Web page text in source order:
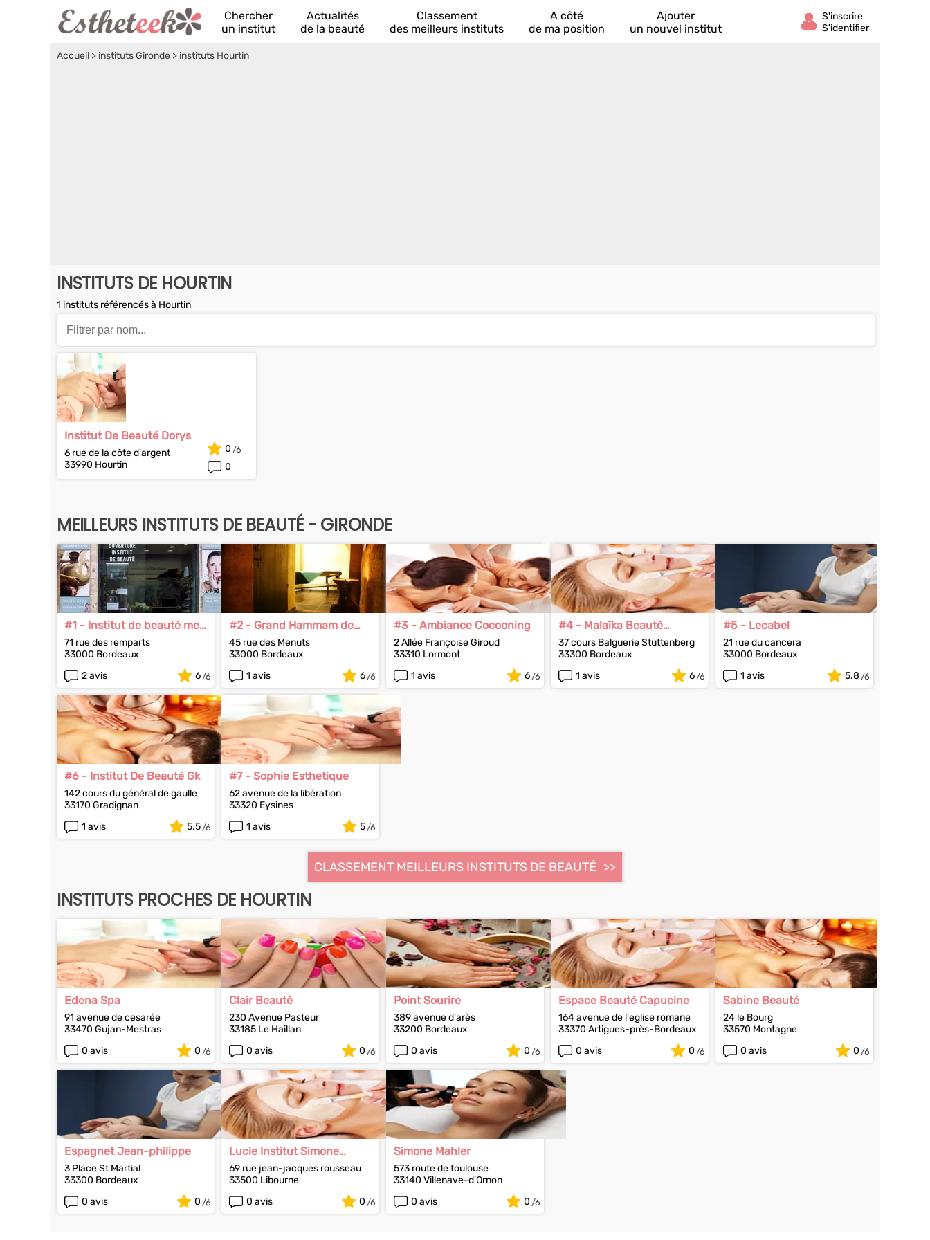
Chercher
un institut
Actualités
de la beauté
Classement
des meilleurs instituts
A côté
de ma position
Ajouter
un nouvel institut
Accueil > instituts Gironde > instituts Hourtin
INSTITUTS DE HOURTIN
1 instituts référencés à Hourtin
Institut De Beauté Dorys
6 rue de la côte d'argent
33990 Hourtin
0
0
MEILLEURS INSTITUTS DE BEAUTÉ - GIRONDE
#1 - Institut de beauté mer
Morte
71 rue des remparts
33000 Bordeaux
2 avis
6
#2 - Grand Hammam de
Bordeaux
45 rue des Menuts
33000 Bordeaux
1 avis
6
#3 - Ambiance Cocooning
2 Allée Françoise Giroud
33310 Lormont
1 avis
6
#4 - Malaïka Beauté
Institut
37 cours Balguerie Stuttenberg
33300 Bordeaux
1 avis
6
#5 - Lecabel
21 rue du cancera
33000 Bordeaux
1 avis
5.8
#6 - Institut De Beauté Gk
142 cours du général de gaulle
33170 Gradignan
1 avis
5.5
#7 - Sophie Esthetique
62 avenue de la libération
33320 Eysines
1 avis
5
CLASSEMENT MEILLEURS INSTITUTS DE BEAUTÉ
INSTITUTS PROCHES DE HOURTIN
Edena Spa
91 avenue de cesarée
33470 Gujan-Mestras
0 avis
0
Clair Beauté
230 Avenue Pasteur
33185 Le Haillan
0 avis
0
Point Sourire
389 avenue d'arès
33200 Bordeaux
0 avis
0
Espace Beauté Capucine
164 avenue de l'eglise romane
33370 Artigues-près-Bordeaux
0 avis
0
Sabine Beauté
24 le Bourg
33570 Montagne
0 avis
0
Espagnet Jean-philippe
3 Place St Martial
33300 Bordeaux
0 avis
0
Lucie Institut Simone
Malher
69 rue jean-jacques rousseau
33500 Libourne
0 avis
0
Simone Mahler
573 route de toulouse
33140 Villenave-d'Ornon
0 avis
0